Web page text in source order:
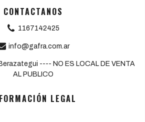
CONTACTANOS
1167142425
info@gafra.com.ar
---- NO ES LOCAL DE VENTA
AL PUBLICO
LEGAL